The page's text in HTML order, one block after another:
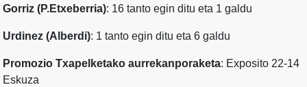
Gorriz (P.Etxeberria): 16 tanto egin ditu eta 1 galdu
Urdinez (Alberdi): 1 tanto egin ditu eta 6 galdu
Promozio Txapelketako aurrekanporaketa: Exposito 22-14
Eskuza